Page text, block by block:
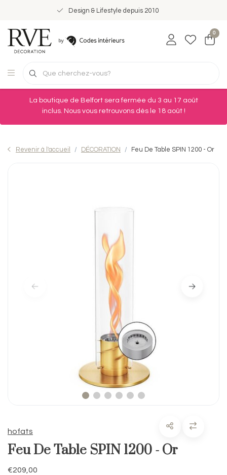
Design & Lifestyle depuis 2010
0
La boutique de Belfort sera fermée du 3 au 17 août
inclus. Nous vous retrouvons dès le 18 août !
Revenir à l'accueil DÉCORATION Feu De Table SPIN 1200 - Or
hofats
Feu De Table SPIN 1200 - Or
€209,00